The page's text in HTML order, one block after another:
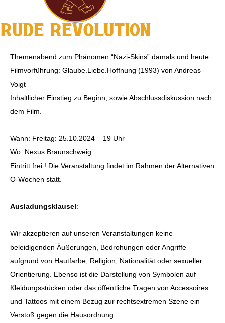
Themenabend zum Phänomen “Nazi-Skins” damals und heute
Filmvorführung: Glaube.Liebe.Hoffnung (1993) von Andreas
Voigt
Inhaltlicher Einstieg zu Beginn, sowie Abschlussdiskussion nach
dem Film.
Wann: Freitag: 25.10.2024 – 19 Uhr
Wo: Nexus Braunschweig
Eintritt frei ! Die Veranstaltung findet im Rahmen der Alternativen
O-Wochen statt.
Ausladungsklausel:
Wir akzeptieren auf unseren Veranstaltungen keine
beleidigenden Äußerungen, Bedrohungen oder Angriffe
aufgrund von Hautfarbe, Religion, Nationalität oder sexueller
Orientierung. Ebenso ist die Darstellung von Symbolen auf
Kleidungsstücken oder das öffentliche Tragen von Accessoires
und Tattoos mit einem Bezug zur rechtsextremen Szene ein
Verstoß gegen die Hausordnung.